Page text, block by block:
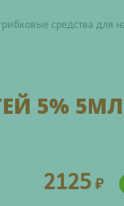
средства для
5%
2125 ₽